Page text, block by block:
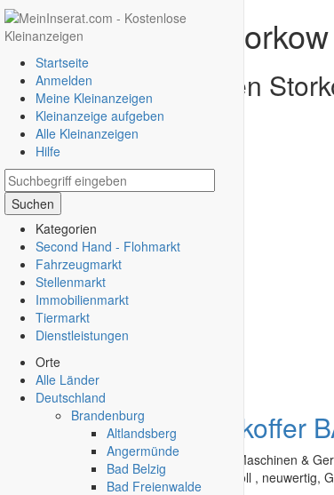
Startseite
Anmelden
Meine Kleinanzeigen
Kleinanzeige aufgeben
Alle Kleinanzeigen
Hilfe
Suchen
Kategorien
Second Hand - Flohmarkt
Fahrzeugmarkt
Stellenmarkt
Immobilienmarkt
Tiermarkt
Dienstleistungen
Orte
Alle Länder
Deutschland
Brandenburg
Altlandsberg
Angermünde
Bad Belzig
Bad Freienwalde
Gratis Inserat Storkow
Gratis Kleinanzeigen
Alle (2)Angebote (2)
AngebotWerkzeugkoffer
Second Hand - Flohmarkt»Werkzeug, Maschinen &
Verkaufe BAHCO Werkzeugkoffer 3/4" Zoll ,